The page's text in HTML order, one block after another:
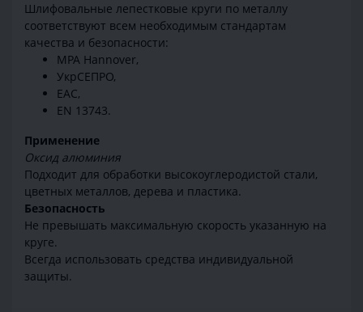
Шлифовальные лепестковые круги по металлу
соответствуют всем необходимым стандартам
качества и безопасности:
MPA Hannover,
УкрСЕПРО,
EAC,
EN 13743.
Применение
Оксид алюминия
Подходит для обработки высокоуглеродистой стали,
цветных металлов, дерева и пластика.
Безопасность
Не превышать максимальную скорость указанную на
круге.
Всегда использовать средства индивидуальной
защиты.